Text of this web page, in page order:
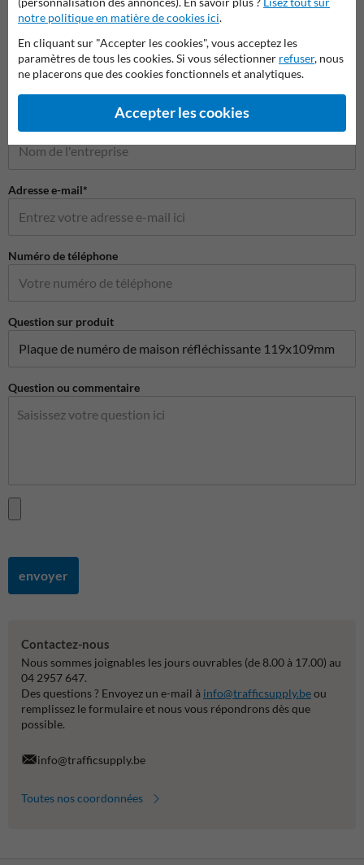
Nom*
Adresse e-mail*
Numéro de téléphone
Question sur produit
Question ou commentaire
envoyer
Contactez-nous
Nous sommes joignables les jours ouvrables (de 8.00 à 17.00) au
04 2957 647.
Des questions ? Envoyez un e-mail à info@trafficsupply.beou
remplissez le formulaire et nous vous répondrons dès que
possible.
info@trafficsupply.be
Toutes nos coordonnées
notre politique en matière de cookies ici.
En cliquant sur "Accepter les cookies", vous acceptez les
paramètres de tous les cookies. Si vous sélectionner refuser, nous
ne placerons que des cookies fonctionnels et analytiques.
Accepter les cookies